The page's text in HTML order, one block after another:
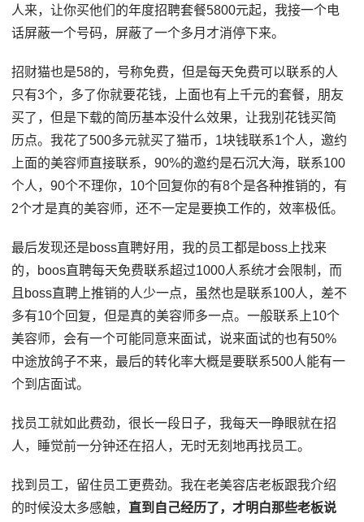
人来，让你买他们的年度招聘套餐5800元起，我接一个电
话屏蔽一个号码，屏蔽了一个多月才消停下来。
招财猫也是58的，号称免费，但是每天免费可以联系的人
只有3个，多了你就要花钱，上面也有上千元的套餐，朋友
买了，但是下载的简历基本没什么效果，让我别花钱买简
历点。我花了500多元就买了猫币，1块钱联系1个人，邀约
上面的美容师直接联系，90%的邀约是石沉大海，联系100
个人，90个不理你，10个回复你的有8个是各种推销的，有
2个才是真的美容师，还不一定是要换工作的，效率极低。
最后发现还是boss直聘好用，我的员工都是boss上找来
的，boos直聘每天免费联系超过1000人系统才会限制，而
且boss直聘上推销的人少一点，虽然也是联系100人，差不
多有10个回复，但是真的美容师多一点。一般联系上10个
美容师，会有一个可能同意来面试，说来面试的也有50%
中途放鸽子不来，最后的转化率大概是要联系500人能有一
个到店面试。
找员工就如此费劲，很长一段日子，我每天一睁眼就在招
人，睡觉前一分钟还在招人，无时无刻地再找员工。
找到员工，留住员工更费劲。我在老美容店老板跟我介绍
的时候没太多感触， 直到自己经历了，才明白那些老板说